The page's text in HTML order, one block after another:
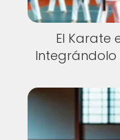
El Karate